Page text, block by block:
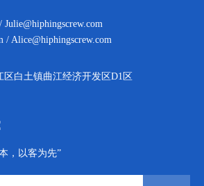
/ Julie@hiphingscrew.com
/ Alice@hiphingscrew.com
白土镇曲江经济开发区D1区
，以客为先”